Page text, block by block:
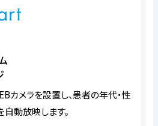
カメラを設置し、患者の年代・性
動放映します。